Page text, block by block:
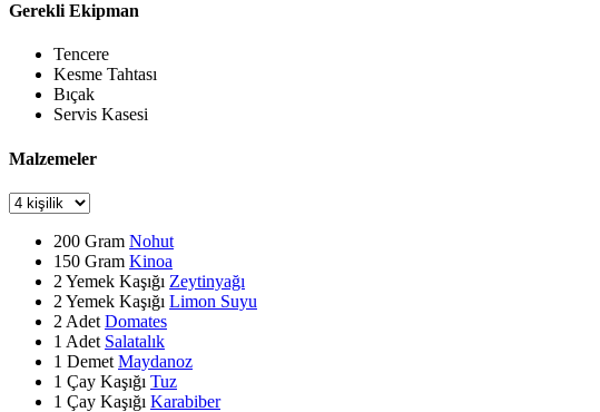
Gerekli Ekipman
Tencere
Kesme Tahtası
Bıçak
Servis Kasesi
Malzemeler
200 Gram Nohut
150 Gram Kinoa
2 Yemek Kaşığı Zeytinyağı
2 Yemek Kaşığı Limon Suyu
2 Adet Domates
1 Adet Salatalık
1 Demet Maydanoz
1 Çay Kaşığı Tuz
1 Çay Kaşığı Karabiber